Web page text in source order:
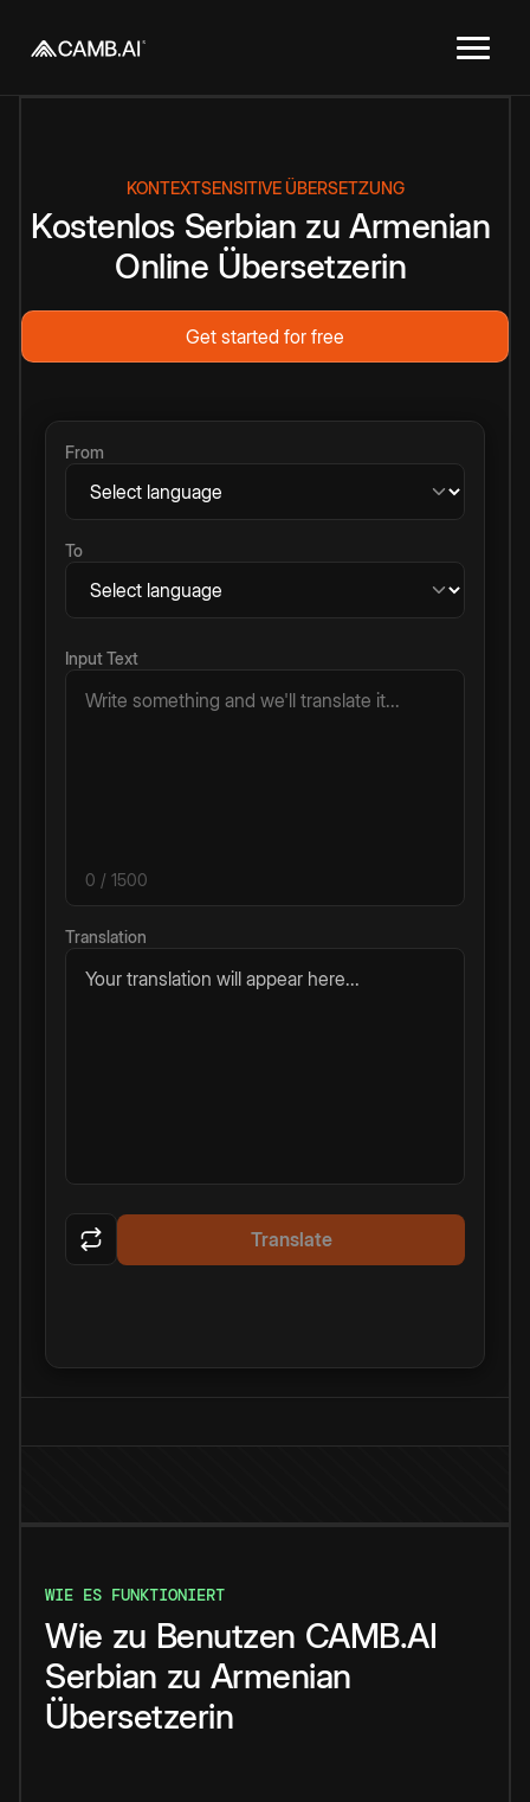
KONTEXTSENSITIVE ÜBERSETZUNG
Kostenlos Serbian zu Armenian
Online Übersetzerin
Get started for free
From
To
Input Text
0 / 1500
Translation
Your translation will appear here...
Translate
WIE ES FUNKTIONIERT
Wie zu Benutzen CAMB.AI
Serbian zu Armenian
Übersetzerin